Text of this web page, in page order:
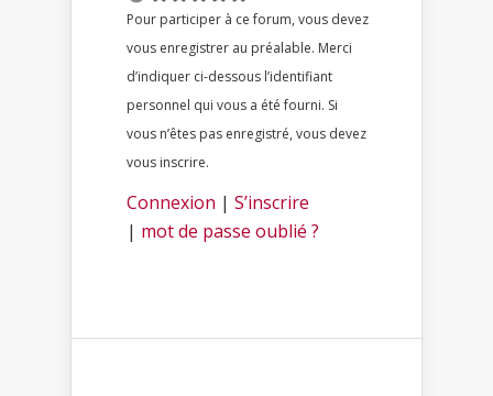
Pour participer à ce forum, vous devez
vous enregistrer au préalable. Merci
d’indiquer ci-dessous l’identifiant
personnel qui vous a été fourni. Si
vous n’êtes pas enregistré, vous devez
vous inscrire.
Connexion | S’inscrire
| mot de passe oublié ?